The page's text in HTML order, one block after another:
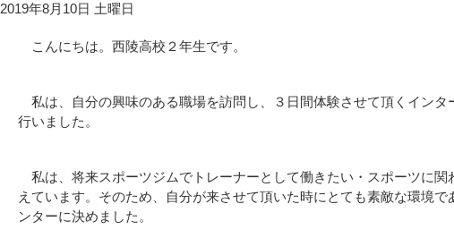
2019年8月10日 土曜日
こんにちは。西陵高校２年生です。
私は、自分の興味のある職場を訪問し、３日間体験させて頂くインタ
行いました。
私は、将来スポーツジムでトレーナーとして働きたい・スポーツに関
えています。そのため、自分が来させて頂いた時にとても素敵な環境で
ンターに決めました。